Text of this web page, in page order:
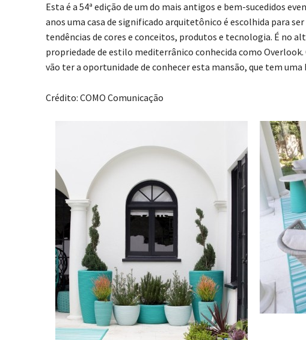
Esta é a 54ª edição de um do mais antigos e bem-sucedidos
anos uma casa de significado arquitetônico é escolhida para
tendências de cores e conceitos, produtos e tecnologia. É no
propriedade de estilo mediterrânico conhecida como Overlook.
vão ter a oportunidade de conhecer esta mansão, que tem
Crédito: COMO Comunicação